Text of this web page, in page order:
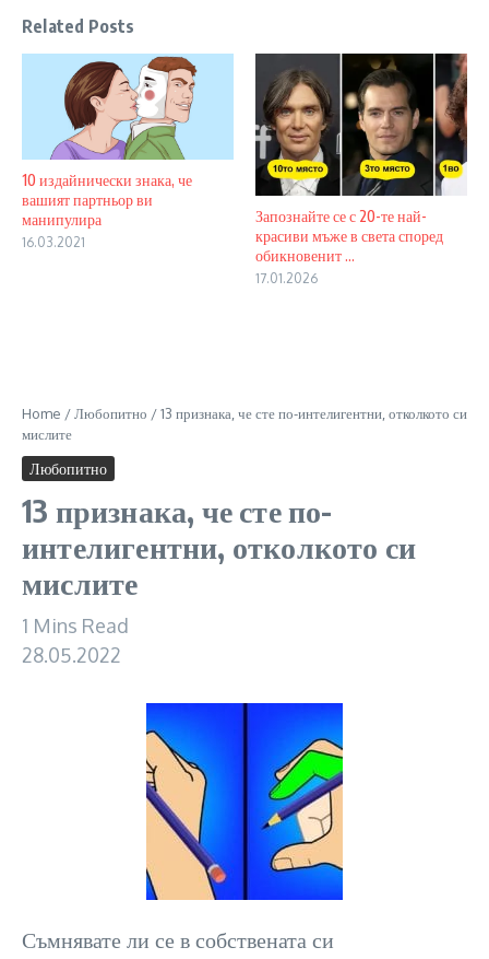
Related Posts
10 издайнически знака, че
вашият партньор ви
манипулира
16.03.2021
Запознайте се с 20-те най-
красиви мъже в света според
обикновенит ...
17.01.2026
Home /Любопитно /13 признака, че сте по-интелигентни, отколкото си
мислите
Любопитно
13 признака, че сте по-
интелигентни, отколкото си
мислите
1 Mins Read
28.05.2022
Съмнявате ли се в собствената си